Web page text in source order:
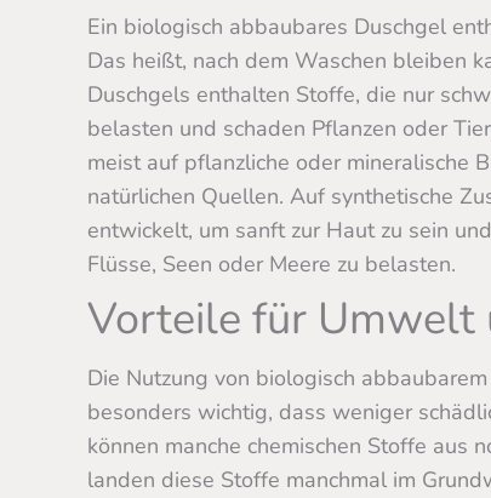
Ein biologisch abbaubares Duschgel
Das heißt, nach dem Waschen bleiben
Duschgels enthalten Stoffe, die nur
belasten und schaden Pflanzen oder
meist auf pflanzliche oder mineralische
natürlichen Quellen. Auf synthetische
entwickelt, um sanft zur Haut zu sein
Flüsse, Seen oder Meere zu belasten.
Vorteile für Umwelt
Die Nutzung von biologisch
besonders wichtig, dass weniger
können manche chemischen Stoffe aus
landen diese Stoffe manchmal im